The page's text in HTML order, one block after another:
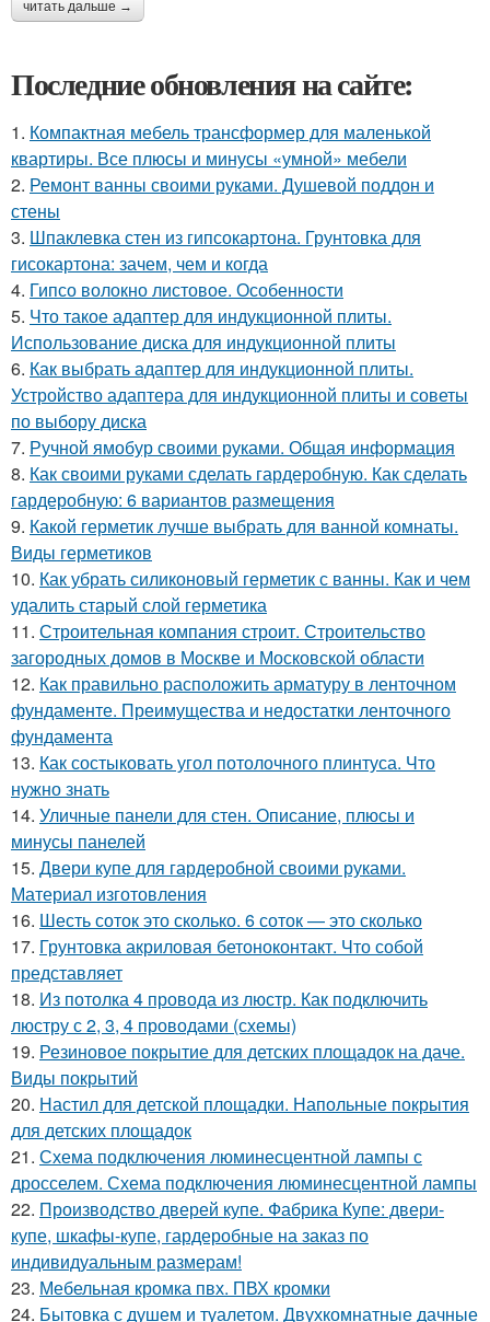
читать дальше →
Последние обновления на сайте:
1. Компактная мебель трансформер для маленькой
квартиры. Все плюсы и минусы «умной» мебели
2. Ремонт ванны своими руками. Душевой поддон и
стены
3. Шпаклевка стен из гипсокартона. Грунтовка для
гисокартона: зачем, чем и когда
4. Гипсо волокно листовое. Особенности
5. Что такое адаптер для индукционной плиты.
Использование диска для индукционной плиты
6. Как выбрать адаптер для индукционной плиты.
Устройство адаптера для индукционной плиты и советы
по выбору диска
7. Ручной ямобур своими руками. Общая информация
8. Как своими руками сделать гардеробную. Как сделать
гардеробную: 6 вариантов размещения
9. Какой герметик лучше выбрать для ванной комнаты.
Виды герметиков
10. Как убрать силиконовый герметик с ванны. Как и чем
удалить старый слой герметика
11. Строительная компания строит. Строительство
загородных домов в Москве и Московской области
12. Как правильно расположить арматуру в ленточном
фундаменте. Преимущества и недостатки ленточного
фундамента
13. Как состыковать угол потолочного плинтуса. Что
нужно знать
14. Уличные панели для стен. Описание, плюсы и
минусы панелей
15. Двери купе для гардеробной своими руками.
Материал изготовления
16. Шесть соток это сколько. 6 соток — это сколько
17. Грунтовка акриловая бетоноконтакт. Что собой
представляет
18. Из потолка 4 провода из люстр. Как подключить
люстру с 2, 3, 4 проводами (схемы)
19. Резиновое покрытие для детских площадок на даче.
Виды покрытий
20. Настил для детской площадки. Напольные покрытия
для детских площадок
21. Схема подключения люминесцентной лампы с
дросселем. Схема подключения люминесцентной лампы
22. Производство дверей купе. Фабрика Купе: двери-
купе, шкафы-купе, гардеробные на заказ по
индивидуальным размерам!
23. Мебельная кромка пвх. ПВХ кромки
24. Бытовка с душем и туалетом. Двухкомнатные дачные